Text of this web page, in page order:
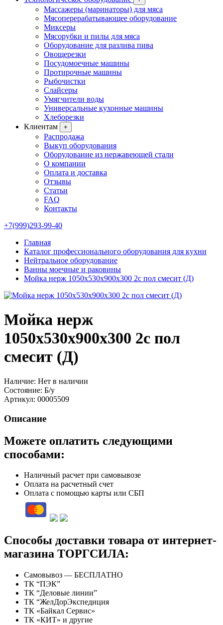
Массажеры (маринаторы) для мяса
Мясоперерабатывающее оборудование
Миксеры
Мясорубки и пилы для мяса
Оборудование для разлива пива
Овощерезки
Посудомоечные машины
Протирочные машины
Рыбочистки
Слайсеры
Умягчители воды
Универсальные кухонные машины
Хлеборезки
Клиентам
+
Распродажа
Выкуп оборудования
Оборудование из нержавеющей стали
О компании
Оплата и доставка
Отзывы
Статьи
FAQ
Контакты
+7(999)293-99-40
Главная
Каталог профессионального оборудования для кухни
Нейтральное оборудование
Ванны моечные и раковины
Мойка нерж 1050х530х900х300 2с пол смесит (Д)
Мойка нерж
1050х530х900х300 2с пол
смесит (Д)
Наличие: Нет в наличии
Состояние: Б/у
Артикул: 00005509
Описание
Можете оплатить следующими
способами:
Наличный расчет при самовывозе
Оплата на расчетный счет
Оплата с помощью карты или СБП
Способы доставки товара от интернет-
магазина ТОРГСИЛА:
Самовывоз — БЕСПЛАТНО
ТК “ПЭК”
ТК “Деловые линии”
ТК “ЖелДорЭкспедиция
ТК «Байкал Сервис»
ТК «КИТ» и другие